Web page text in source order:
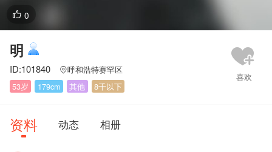
 0
明
ID:101840 呼和浩特赛罕区
53岁
179cm 其他 8千以下
资料 动态 相册